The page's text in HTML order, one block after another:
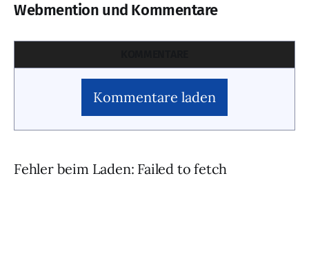
Webmention und Kommentare
Kommentare laden
Fehler beim Laden: Failed to fetch